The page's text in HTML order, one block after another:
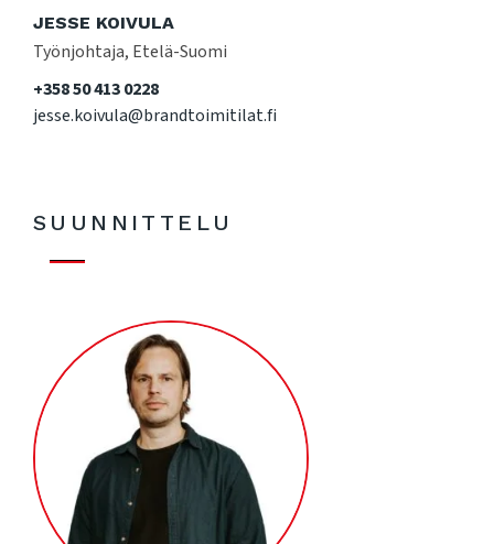
JESSE KOIVULA
Työnjohtaja, Etelä-Suomi
+358 50 413 0228
jesse.koivula@brandtoimitilat.fi
SUUNNITTELU